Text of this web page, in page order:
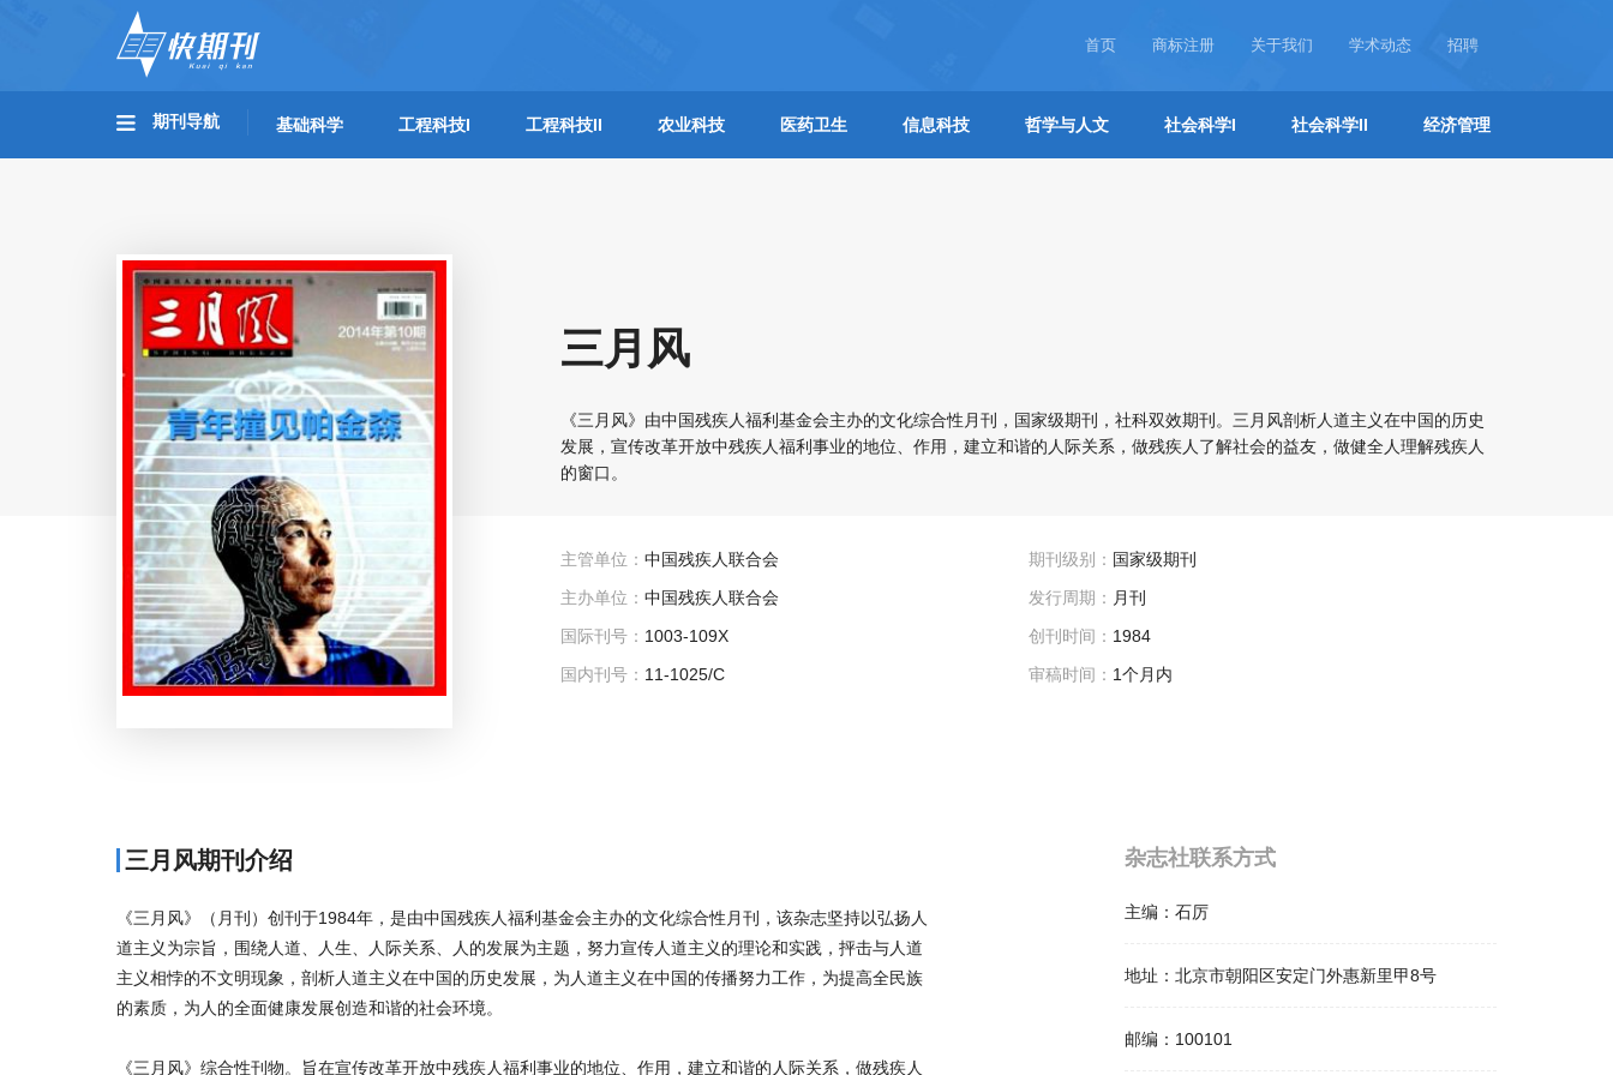
首页 商标注册 关于我们 学术动态 招聘
期刊导航 基础科学 工程科技I 工程科技II 农业科技 医药卫生 信息科技 哲学与人文 社会科学I 社会科学II 经济管理
三月风
《三月风》由中国残疾人福利基金会主办的文化综合性月刊，国家级期刊，社科双效期刊。三月风剖析人道主义在中国的历史
发展，宣传改革开放中残疾人福利事业的地位、作用，建立和谐的人际关系，做残疾人了解社会的益友，做健全人理解残疾人
的窗口。
主管单位： 中国残疾人联合会
主办单位： 中国残疾人联合会
国际刊号： 1003-109X
国内刊号： 11-1025/C
期刊级别： 国家级期刊
发行周期： 月刊
创刊时间： 1984
审稿时间： 1个月内
三月风期刊介绍
《三月风》（月刊）创刊于1984年，是由中国残疾人福利基金会主办的文化综合性月刊，该杂志坚持以弘扬人
道主义为宗旨，围绕人道、人生、人际关系、人的发展为主题，努力宣传人道主义的理论和实践，抨击与人道
主义相悖的不文明现象，剖析人道主义在中国的历史发展，为人道主义在中国的传播努力工作，为提高全民族
的素质，为人的全面健康发展创造和谐的社会环境。
《三月风》综合性刊物。旨在宣传改革开放中残疾人福利事业的地位、作用，建立和谐的人际关系，做残疾人
杂志社联系方式
主编： 石厉
地址： 北京市朝阳区安定门外惠新里甲8号
邮编： 100101